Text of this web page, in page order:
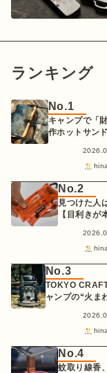
ランキング
No.1
キャンプで「
作ホットサン
No.2
見つけた人
【目利きが
No.3
TOKYO
ャンプの“火ま
No.4
蚊取り線香